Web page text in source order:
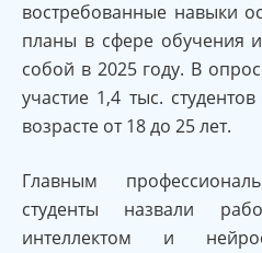
востребованные навыки
планы в сфере обучения
собой в 2025 году. В
участие 1,4 тыс.
возрасте от 18 до 25 лет.
Главным
студенты назвали
интеллектом и